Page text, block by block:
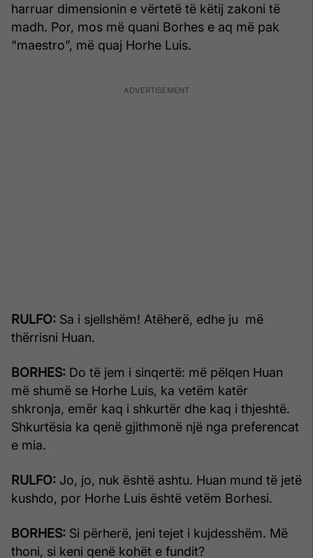
harruar dimensionin e vërtetë të këtij zakoni të
madh. Por, mos më quani Borhes e aq më pak
“maestro”, më quaj Horhe Luis.
RULFO: Sa i sjellshëm! Atëherë, edhe ju më
thërrisni Huan.
BORHES: Do të jem i sinqertë: më pëlqen Huan
më shumë se Horhe Luis, ka vetëm katër
shkronja, emër kaq i shkurtër dhe kaq i thjeshtë.
Shkurtësia ka qenë gjithmonë një nga preferencat
e mia.
RULFO: Jo, jo, nuk është ashtu. Huan mund të jetë
kushdo, por Horhe Luis është vetëm Borhesi.
BORHES: Si përherë, jeni tejet i kujdesshëm. Më
thoni, si keni qenë kohët e fundit?